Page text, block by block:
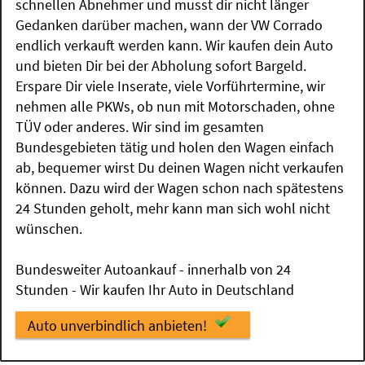
schnellen Abnehmer und musst dir nicht länger
Gedanken darüber machen, wann der VW Corrado
endlich verkauft werden kann. Wir kaufen dein Auto
und bieten Dir bei der Abholung sofort Bargeld.
Erspare Dir viele Inserate, viele Vorführtermine, wir
nehmen alle PKWs, ob nun mit Motorschaden, ohne
TÜV oder anderes. Wir sind im gesamten
Bundesgebieten tätig und holen den Wagen einfach
ab, bequemer wirst Du deinen Wagen nicht verkaufen
können. Dazu wird der Wagen schon nach spätestens
24 Stunden geholt, mehr kann man sich wohl nicht
wünschen.
Bundesweiter Autoankauf - innerhalb von 24
Stunden - Wir kaufen Ihr Auto in Deutschland
Auto unverbindlich anbieten!